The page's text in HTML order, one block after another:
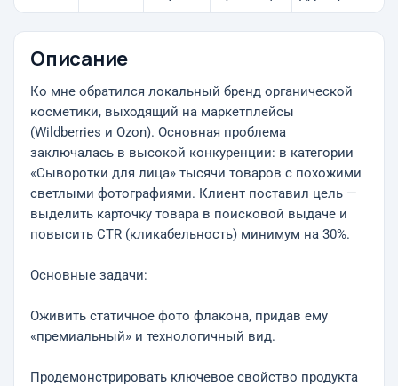
Описание
Ко мне обратился локальный бренд органической
косметики, выходящий на маркетплейсы
(Wildberries и Ozon). Основная проблема
заключалась в высокой конкуренции: в категории
«Сыворотки для лица» тысячи товаров с похожими
светлыми фотографиями. Клиент поставил цель —
выделить карточку товара в поисковой выдаче и
повысить CTR (кликабельность) минимум на 30%.
Основные задачи:
Оживить статичное фото флакона, придав ему
«премиальный» и технологичный вид.
Продемонстрировать ключевое свойство продукта